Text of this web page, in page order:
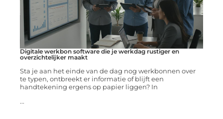
Digitale werkbon software die je werkdag rustiger en
overzichtelijker maakt
Sta je aan het einde van de dag nog werkbonnen over
te typen, ontbreekt er informatie of blijft een
handtekening ergens op papier liggen? In
...